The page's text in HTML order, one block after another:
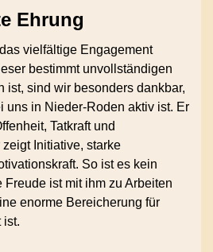
Ehrung
vielfältige Engagement
bestimmt unvollständigen
ist, sind wir besonders dankbar,
uns in Nieder-Roden aktiv ist. Er
Tatkraft und
Initiative, starke
So ist es kein
Freude ist mit ihm zu Arbeiten
enorme Bereicherung für
ist.